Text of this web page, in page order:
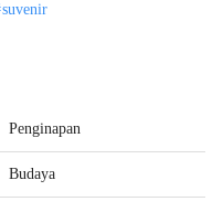
suvenir
Penginapan
Budaya